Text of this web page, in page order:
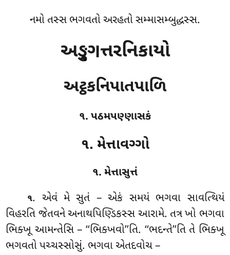
નમો તસ્સ ભગવતો અરહતો સમ્માસમ્બુદ્ધસ્સ.
અઙ્ગુત્તરનિકાયો
અટ્ઠકનિપાતપાળિ
૧. પઠમપણ્ણાસકં
૧. મેત્તાવગ્ગો
૧. મેત્તાસુત્તં
૧. એવં મે સુતં – એકં સમયં ભગવા સાવત્થિયં
વિહરતિ જેતવને અનાથપિણ્ડિકસ્સ આરામે. તત્ર ખો ભગવા
ભિક્ખૂ આમન્તેસિ – ‘‘ભિક્ખવો’’તિ. ‘‘ભદન્તે’’તિ તે ભિક્ખૂ
ભગવતો પચ્ચસ્સોસું. ભગવા એતદવોચ –